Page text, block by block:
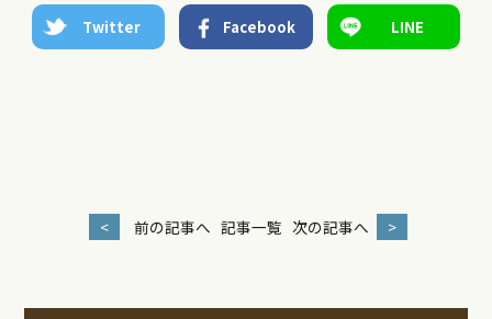
Twitter Facebook LINE
< 前の記事へ 記事一覧 次の記事へ >